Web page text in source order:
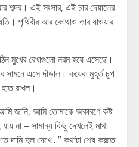
এই সংসার, এই চার দেয়ালের
পৃথিবীর আর কোথাও তার যাওয়ার
মুখের রেখাগুলো নরম হয়ে এসেছে।
সামনে এসে দাঁড়াল। কয়েক মুহূর্ত চুপ
রাখল।
জানি, আমি তোমাকে অকারণে কষ্ট
না – সামান্য কিছু দেখলেই মাথা
দামি দুল দেখে…” কথাটা শেষ করতে